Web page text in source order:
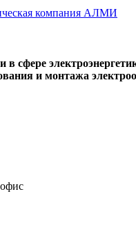
в сфере
и монтажа